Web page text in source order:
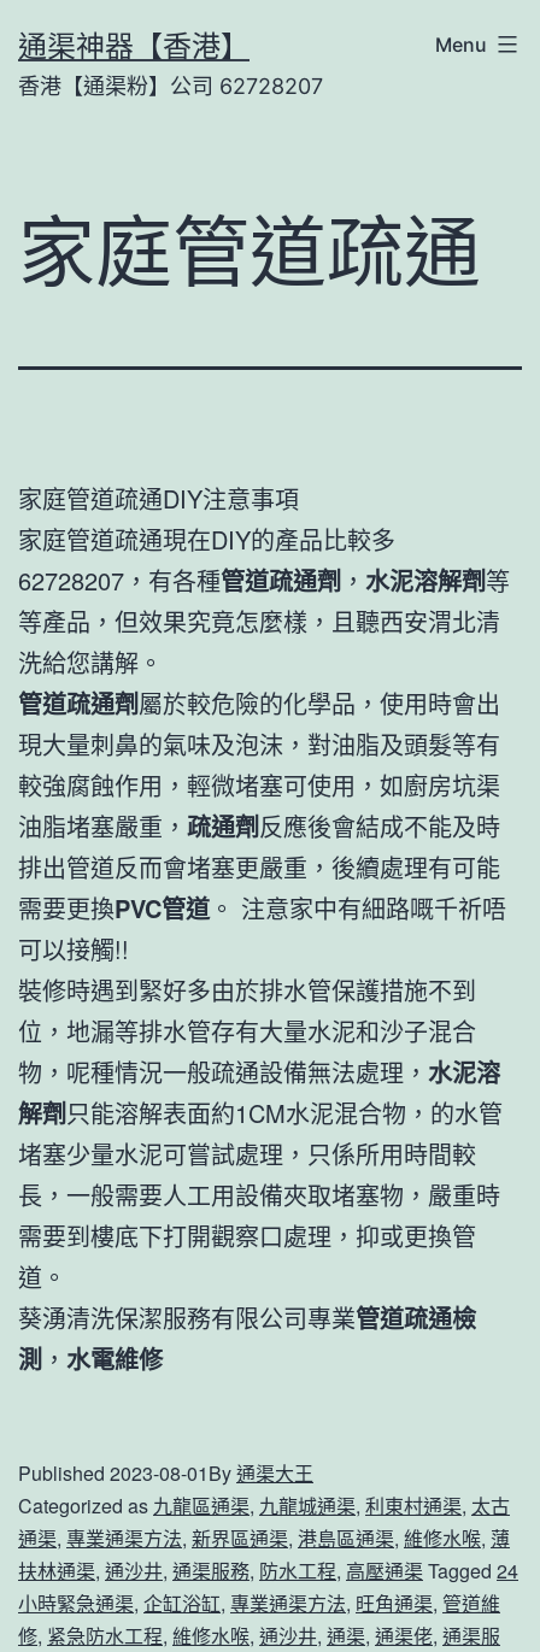
to
content
通渠神器【香港】
香港【通渠粉】公司 62728207
Menu
家庭管道疏通
家庭管道疏通DIY注意事項
家庭管道疏通現在DIY的產品比較多
62728207，有各種管道疏通劑 ， 水泥溶解劑等
等產品，但效果究竟怎麼樣，且聽西安渭北清
洗給您講解。
管道疏通劑屬於較危險的化學品，使用時會出
現大量刺鼻的氣味及泡沫，對油脂及頭髮等有
較強腐蝕作用，輕微堵塞可使用，如廚房坑渠
油脂堵塞嚴重， 疏通劑反應後會結成不能及時
排出管道反而會堵塞更嚴重，後續處理有可能
需要更換PVC管道 。 注意家中有細路嘅千祈唔
可以接觸!!
裝修時遇到緊好多由於排水管保護措施不到
位，地漏等排水管存有大量水泥和沙子混合
物，呢種情況一般疏通設備無法處理， 水泥溶
解劑只能溶解表面約1CM水泥混合物，的水管
堵塞少量水泥可嘗試處理，只係所用時間較
長，一般需要人工用設備夾取堵塞物，嚴重時
需要到樓底下打開觀察口處理，抑或更換管
道。
葵湧清洗保潔服務有限公司專業管道疏通檢
測 ， 水電維修
Published 2023-08-01By通渠大王
Categorized as 九龍區通渠, 九龍城通渠, 利東村通渠, 太古
通渠, 專業通渠方法, 新界區通渠, 港島區通渠, 維修水喉, 薄
扶林通渠, 通沙井, 通渠服務, 防水工程, 高壓通渠 Tagged 24
小時緊急通渠, 企缸浴缸, 專業通渠方法, 旺角通渠, 管道維
修, 紧急防水工程, 維修水喉, 通沙井, 通渠, 通渠佬, 通渠服